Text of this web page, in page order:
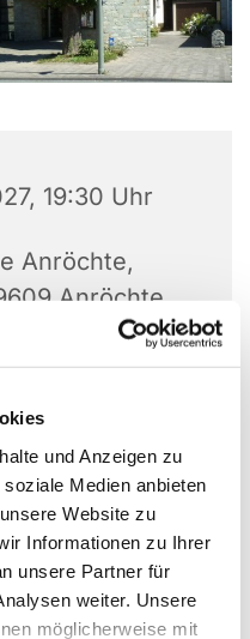
und Anzeigen zu
Medien anbieten
Website zu
Informationen zu Ihrer
unsere Partner für
weiter. Unsere
möglicherweise mit
19:30 Uhr
Anröchte,
Anröchte